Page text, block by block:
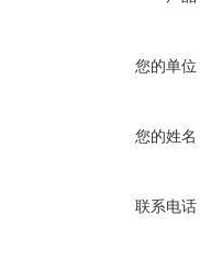
您的单位
您的姓名
联系电话